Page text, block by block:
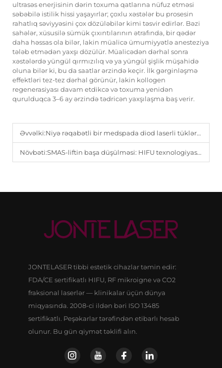
ultrasəs enerjisinin dərin toxuma qatlarına nüfuz etməsi
səbəbilə istilik hissi yaşayırlar; çoxlu xəstələr bu prosesin
rahatlıq səviyyəsini çox dözüləbilər kimi təsvir edirlər. Bəzi
sahələr, xüsusilə sümük çıxıntılarının ətrafında, bir qədər
daha həssas ola bilər, lakin müalicə ümumiyyətlə anesteziya
tələb etmədən yaxşı dözülür. Müalicədən dərhal sonra
xəstələrdə yüngül qırmızılıq və ya yüngül şişlik müşahidə
oluna bilər ki, bu da saatlar ərzində keçir. İlk gərginləşmə
effektləri tez-tez dərhal görünür, lakin kollogen
regenerasiyası davam etdikcə və toxuma yenidən
qurulduqca 3–6 ay ərzində tədricən yaxşılaşma baş verir.
Əvvəlki:Niyə rəqabətli bir medspada diod laserli tüklərin çıxarılması avadanlığı vacibdir.
Növbəti:SMAS-liftin başa düşülməsi: HIFU texnologiyasının dərin toxuma təbəqələrinə necə yönəldiyi.
JONTELASER tibbi estetik cihazlar təmin edir:
FDA/CE sertifikatlı HIFU, RF mikroigne və CO2
fraksional laserlər — klinikalar üçün dünya
miqyasında. 2008-ci ildən bəri ISO 13485
sertifikatlı. Peşəkarlar tərəfindən etibarlı hesab
olunur. Bu gün qiymət təklifi alın.